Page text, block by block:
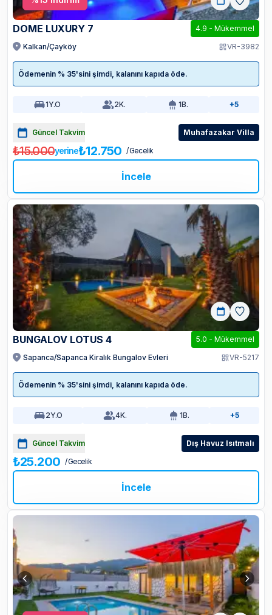
DOME LUXURY 7 4.9 - Mükemmel
Kalkan/Çayköy
VR-3982
Ödemenin % 35'sini şimdi, kalanını kapıda öde.
1Y.O 2K. 1B. +5
Güncel Takvim Muhafazakar Villa
₺15.000yerine₺12.750 / Gecelik
İncele
BUNGALOV LOTUS 4 5.0 - Mükemmel
Sapanca/Sapanca Kiralık Bungalov Evleri
VR-5217
Ödemenin % 35'sini şimdi, kalanını kapıda öde.
2Y.O 4K. 1B. +5
Güncel Takvim Dış Havuz Isıtmalı
₺25.200 / Gecelik
İncele